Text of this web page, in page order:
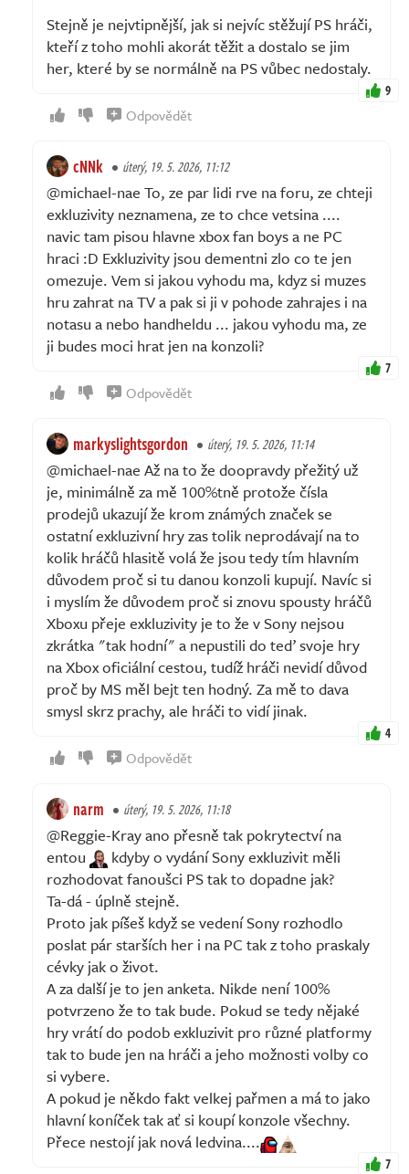
Stejně je nejvtipnější, jak si nejvíc stěžují PS hráči,
kteří z toho mohli akorát těžit a dostalo se jim
her, které by se normálně na PS vůbec nedostaly.
9
Odpovědět
cNNk úterý, 19. 5. 2026, 11:12
@michael-nae To, ze par lidi rve na foru, ze chteji
exkluzivity neznamena, ze to chce vetsina ....
navic tam pisou hlavne xbox fan boys a ne PC
hraci :D Exkluzivity jsou dementni zlo co te jen
omezuje. Vem si jakou vyhodu ma, kdyz si muzes
hru zahrat na TV a pak si ji v pohode zahrajes i na
notasu a nebo handheldu ... jakou vyhodu ma, ze
ji budes moci hrat jen na konzoli?
7
Odpovědět
markyslightsgordon úterý, 19. 5. 2026, 11:14
@michael-nae Až na to že doopravdy přežitý už
je, minimálně za mě 100%tně protože čísla
prodejů ukazují že krom známých značek se
ostatní exkluzivní hry zas tolik neprodávají na to
kolik hráčů hlasitě volá že jsou tedy tím hlavním
důvodem proč si tu danou konzoli kupují. Navíc si
i myslím že důvodem proč si znovu spousty hráčů
Xboxu přeje exkluzivity je to že v Sony nejsou
zkrátka "tak hodní" a nepustili do teď svoje hry
na Xbox oficiální cestou, tudíž hráči nevidí důvod
proč by MS měl bejt ten hodný. Za mě to dava
smysl skrz prachy, ale hráči to vidí jinak.
4
Odpovědět
narm úterý, 19. 5. 2026, 11:18
@Reggie-Kray ano přesně tak pokrytectví na
entou
kdyby o vydání Sony exkluzivit měli
rozhodovat fanoušci PS tak to dopadne jak?
Ta-dá - úplně stejně.
Proto jak píšeš když se vedení Sony rozhodlo
poslat pár starších her i na PC tak z toho praskaly
cévky jak o život.
A za další je to jen anketa. Nikde není 100%
potvrzeno že to tak bude. Pokud se tedy nějaké
hry vrátí do podob exkluzivit pro různé platformy
tak to bude jen na hráči a jeho možnosti volby co
si vybere.
A pokud je někdo fakt velkej pařmen a má to jako
hlavní koníček tak ať si koupí konzole všechny.
Přece nestojí jak nová ledvina....
7